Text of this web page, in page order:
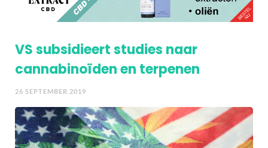
VS subsidieert studies naar
cannabinoïden en terpenen
26 SEPTEMBER 2019